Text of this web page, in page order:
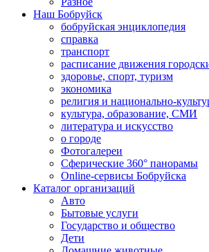
Наш Бобруйск
бобруйская энциклопедия
справка
транспорт
расписание движения
здоровье, спорт, туризм
экономика
религия и национально-
культура, образование, СМИ
литература и искусство
о городе
Фотогалереи
Сферические 360° панорамы
Online-сервисы Бобруйска
Каталог организаций
Авто
Бытовые услуги
Государство и общество
Дети